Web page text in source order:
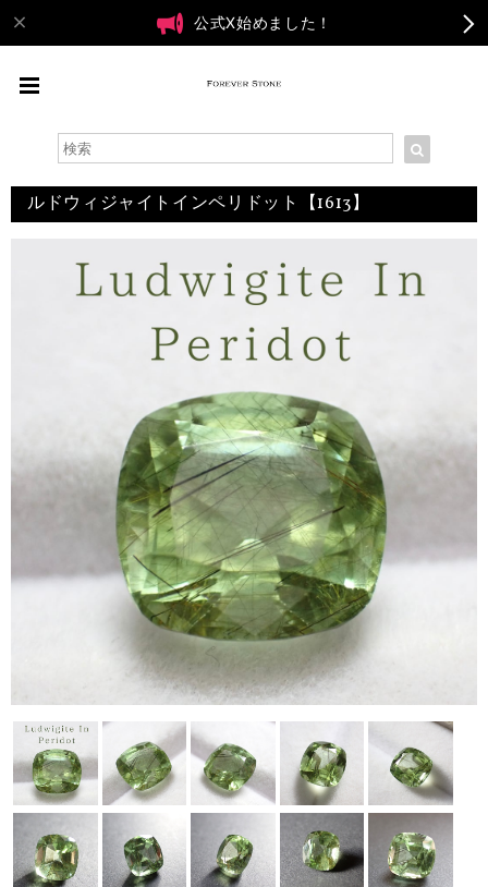
公式X始めました！
ルドウィジャイトインペリドット【1613】